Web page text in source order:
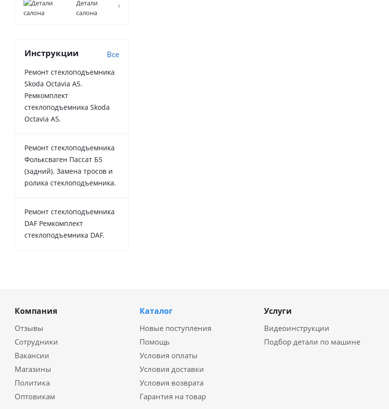
Детали
салона
Инструкции Все
Ремонт стеклоподъемника
Skoda Octavia A5.
Ремкомплект
стеклоподъемника Skoda
Octavia A5.
Ремонт стеклоподъемника
Фольксваген Пассат Б5
(задний). Замена тросов и
ролика стеклоподъемника.
Ремонт стеклоподъемника
DAF Ремкомплект
стеклоподъемника DAF.
Компания
Отзывы
Сотрудники
Вакансии
Магазины
Политика
Оптовикам
Каталог
Новые поступления
Помощь
Условия оплаты
Условия доставки
Условия возврата
Гарантия на товар
Услуги
Видеоинструкции
Подбор детали по машине